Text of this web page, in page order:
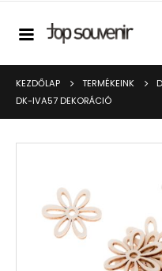
KEZDŐLAP TERMÉKEINK
DK-IVA57 DEKORÁCIÓ